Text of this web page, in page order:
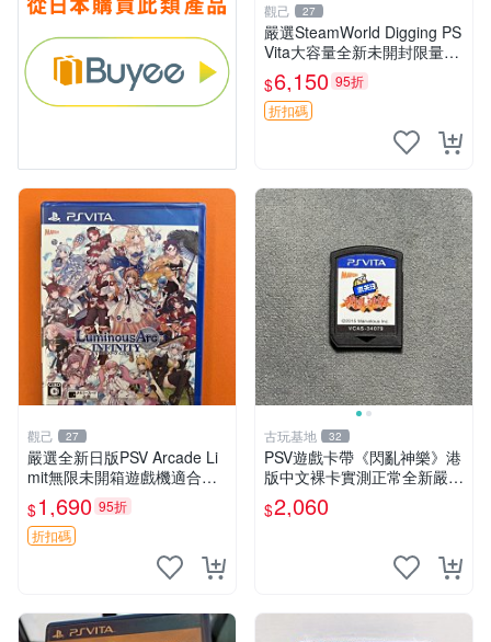
觀己 27
嚴選SteamWorld Digging PS
Vita大容量全新未開封限量版
適合收藏 PS Vita 挖掘遊戲
新品未拆封 蒸汽世界 限定版
$6,150 95折
折扣碼
觀己 27
嚴選全新日版PSV Arcade Li
mit無限未開箱遊戲機適合收
藏 Arcade Limit 新遊戲 未開
封 測試合格
$1,690 95折
折扣碼
古玩基地 32
PSV遊戲卡帶《閃亂神樂》港
版中文裸卡實測正常全新嚴選
2張起優惠 閃亂神樂 PSV 港
版
$2,060